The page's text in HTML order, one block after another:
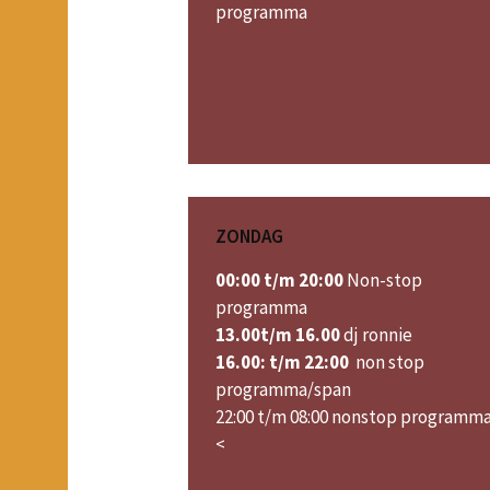
programma
ZONDAG
00:00 t/m 20:00Non-stop
programma
13.00t/m 16.00dj ronnie
16.00: t/m 22:00 non stop
programma/span
22:00 t/m 08:00 nonstop
<